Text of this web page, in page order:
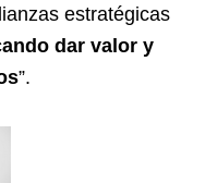
estratégicas
dar valor y
”.